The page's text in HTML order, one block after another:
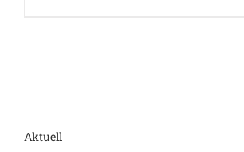
Aktuell